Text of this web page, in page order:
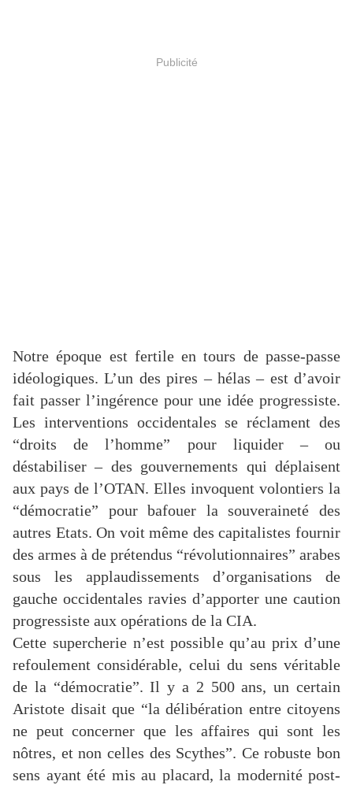
Publicité
Notre époque est fertile en tours de passe-passe
idéologiques. L’un des pires – hélas – est d’avoir
fait passer l’ingérence pour une idée progressiste.
Les interventions occidentales se réclament des
“droits de l’homme” pour liquider – ou
déstabiliser – des gouvernements qui déplaisent
aux pays de l’OTAN. Elles invoquent volontiers la
“démocratie” pour bafouer la souveraineté des
autres Etats. On voit même des capitalistes fournir
des armes à de prétendus “révolutionnaires” arabes
sous les applaudissements d’organisations de
gauche occidentales ravies d’apporter une caution
progressiste aux opérations de la CIA.
Cette supercherie n’est possible qu’au prix d’une
refoulement considérable, celui du sens véritable
de la “démocratie”. Il y a 2 500 ans, un certain
Aristote disait que “la délibération entre citoyens
ne peut concerner que les affaires qui sont les
nôtres, et non celles des Scythes”. Ce robuste bon
sens ayant été mis au placard, la modernité post-